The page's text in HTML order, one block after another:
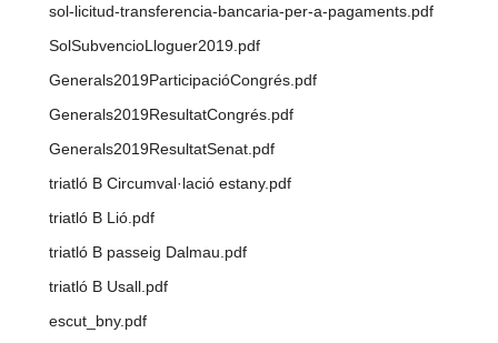
sol-licitud-transferencia-bancaria-per-a-pagaments.pdf
SolSubvencioLloguer2019.pdf
Generals2019ParticipacióCongrés.pdf
Generals2019ResultatCongrés.pdf
Generals2019ResultatSenat.pdf
triatló B Circumval·lació estany.pdf
triatló B Lió.pdf
triatló B passeig Dalmau.pdf
triatló B Usall.pdf
escut_bny.pdf